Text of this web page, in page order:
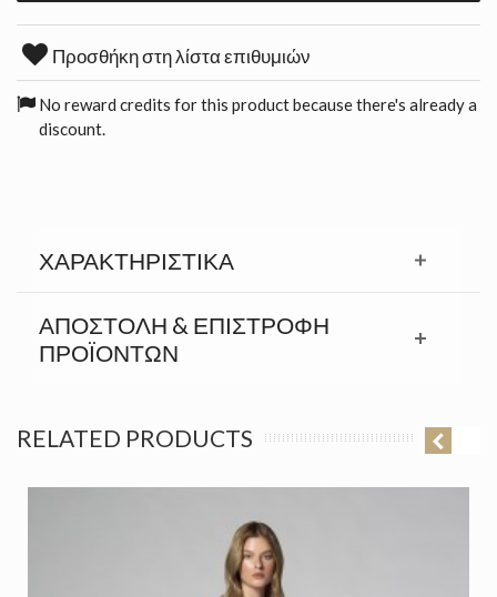
Προσθήκη στη λίστα επιθυμιών
No reward credits for this product because there's already a
discount.
ΧΑΡΑΚΤΗΡΙΣΤΙΚΆ
ΑΠΟΣΤΟΛΉ & ΕΠΙΣΤΡΟΦΉ
ΠΡΟΪΟΝΤΩΝ
RELATED PRODUCTS